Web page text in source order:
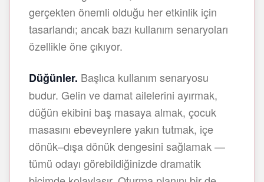
gerçekten önemli olduğu her etkinlik için
tasarlandı; ancak bazı kullanım senaryoları
özellikle öne çıkıyor.
Düğünler. Başlıca kullanım senaryosu
budur. Gelin ve damat ailelerini ayırmak,
düğün ekibini baş masaya almak, çocuk
masasını ebeveynlere yakın tutmak, içe
dönük–dışa dönük dengesini sağlamak —
tümü odayı görebildiğinizde dramatik